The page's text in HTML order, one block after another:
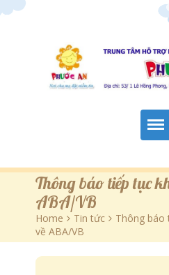
Trang Chủ
Giới Thiệu
Hoạt Động
Thông báo tiếp tục
ABA/VB
Home > Tin tức > Thông báo
về ABA/VB